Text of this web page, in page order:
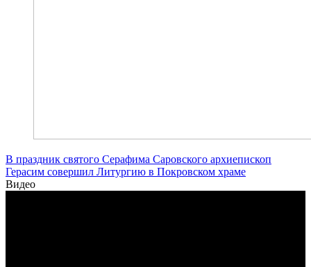
В праздник святого Серафима Саровского архиепископ
Герасим совершил Литургию в Покровском храме
Видео